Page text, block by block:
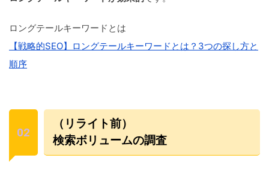
ロングテールキーワードとは
【戦略的SEO】ロングテールキーワードとは？3つの探し方と
順序
（リライト前）
検索ボリュームの調査